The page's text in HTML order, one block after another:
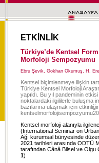
ETKİNLİK
Türkiye’de Kentsel
Morfoloji Sempozyumu
Ebru Şevik, Gökhan Okumuş, H.
Kentsel biçimlenmeye ilişkin
Türkiye Kentsel Morfoloji
yapıldı. Bu yıl pandeminin
noktalardaki ilgililerle buluşma
bazılarına ulaşmak için
Kentsel morfoloji alanıyla
(International Seminar on
Ağı kurumsal bünyesinde
2021 tarihleri arasında ODTÜ
tarafından Cânâ Bilsel ve Olgu
1)